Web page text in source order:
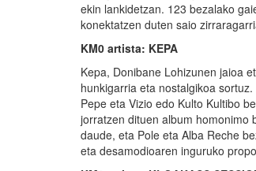
ekin lankidetzan. 123 bezalako
konektatzen duten saio
KM0 artista: KEPA
Kepa, Donibane Lohizunen jaioa
hunkigarria eta nostalgikoa
Pepe eta Vizio edo Kulto Kultibo
jorratzen dituen album homonimo
daude, eta Pole eta Alba Reche
eta desamodioaren inguruko